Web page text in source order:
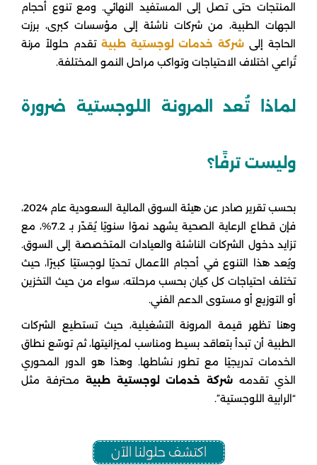
المنتجات حتى تصل إلى المستفيد النهائي. ومع تنوع أحجام
الجهات الطبية، من شركات ناشئة إلى مؤسسات كبرى، برزت
الحاجة إلى شركة خدمات لوجستية طبية تقدم حلولاً مرنة
تُراعي اختلاف الاحتياجات وتواكب مراحل النمو المختلفة.
لماذا تُعد المرونة اللوجستية ضرورة
وليست ترفًا؟
بحسب تقرير صادر عن هيئة السوق المالية السعودية عام 2024،
فإن قطاع الرعاية الصحية يشهد نموًا سنويًا يُقدّر بـ 7.2%، مع
تزايد دخول الشركات الناشئة والعيادات المتخصصة إلى السوق.
ويُعد هذا التنوع في أحجام الأعمال تحديًا لوجستيًا كبيرًا، حيث
تختلف احتياجات كل كيان بحسب مرحلته، سواء من حيث التخزين
أو التوزيع أو مستوى الدعم الفني.
وهنا تظهر قيمة المرونة التشغيلية، حيث تستطيع الشركات
الطبية أن تبدأ بتعاقد بسيط ومناسب لميزانيتها، ثم توسّع نطاق
الخدمات تدريجيًا مع تطور نشاطها. وهذا هو الدور المحوري
الذي تقدمه شركة خدمات لوجستية طبية محترفة مثل
“الرابية اللوجستية”.
اكتشف حلولنا الآن